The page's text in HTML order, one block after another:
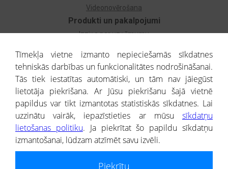
Produkti un pakalpojumi
Izziņa par uzņēmumu
Dzimtas koks
Uzņēmumu atlase
Monitorings
Kredītizziņa par ārvalstu uzņēmumiem
Videonovērošana
® CREDITREFORM Latvija
SIA
Tīmekļa vietne izmanto nepieciešamās sīkdatnes
tehniskās darbības un funkcionalitātes nodrošināšanai.
Tās tiek iestatītas automātiski, un tām nav jāiegūst
lietotāja piekrišana. Ar Jūsu piekrišanu šajā vietnē
papildus var tikt izmantotas statistiskās sīkdatnes. Lai
uzzinātu vairāk, iepazīstieties ar mūsu sīkdatņu
lietošanas politiku. Ja piekrītat šo papildu sīkdatņu
izmantošanai, lūdzam atzīmēt savu izvēli.
Piekrītu